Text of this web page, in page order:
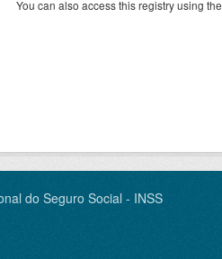
You can also access this registry using the
do Seguro Social - INSS